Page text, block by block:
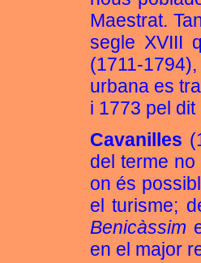
Maestrat.
segle XVIII
(1711-
urbana es
i 1773 pel
Cavanilles
del terme
on és
el turisme;
Benicàssim
en el major